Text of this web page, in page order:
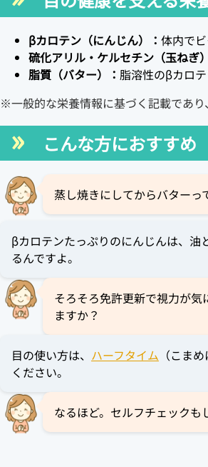
βカロテン（にんじん）： 体内で
硫化アリル・ケルセチン（玉ねぎ
脂質（バター）： 脂溶性のβカロ
※一般的な栄養情報に基づく記載であり
こんな方におすすめ
蒸し焼きにしてからバターっ
βカロテンたっぷりのにんじんは、油
るんですよ。
そろそろ免許更新で視力が
ますか？
目の使い方は、 ハーフタイム （こま
ください。
なるほど。セルフチェックも